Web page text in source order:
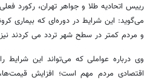
رییس اتحادیه طلا و جواهر تهران، رکورد
می‌گوید: این شرایط در دوره‌ای که بیماری
و مردم کمتر در سطح شهر تردد می کردند
وی درباره عواملی که می‌تواند این شرایط
اقتصادی مردم مهم است؛ افزایش